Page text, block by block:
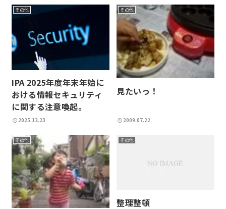
その他
IPA 2025年度年末年始に
おける情報セキュリティ
に関する注意喚起。
2025.12.23
その他
見たいっ！
2009.07.22
その他 その他
整理整頓